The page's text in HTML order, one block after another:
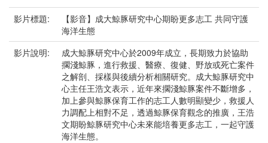
影片標題:
【影音】成大鯨豚研究中心期盼更多志工 共同守護
海洋生態
影片說明:
成大鯨豚研究中心於2009年成立，長期致力於協助
擱淺鯨豚，進行救援、醫療、復健、野放或死亡案件
之解剖、採樣與後續分析相關研究。成大鯨豚研究中
心主任王浩文表示，近年來擱淺鯨豚案件不斷增多，
加上參與鯨豚保育工作的志工人數明顯變少，救援人
力調配上相對不足，透過鯨豚保育觀念的推廣，王浩
文期盼鯨豚研究中心未來能培養更多志工，一起守護
海洋生態。